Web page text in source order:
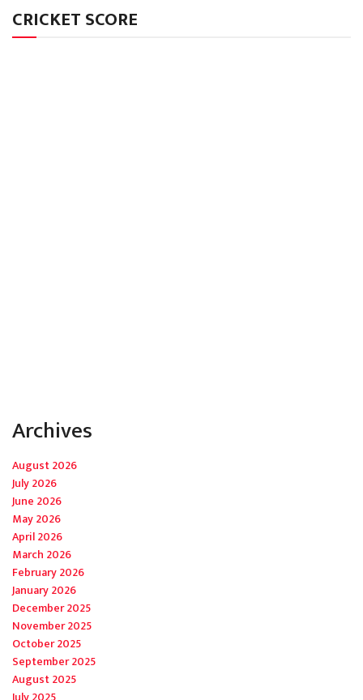
CRICKET SCORE
Archives
August 2026
July 2026
June 2026
May 2026
April 2026
March 2026
February 2026
January 2026
December 2025
November 2025
October 2025
September 2025
August 2025